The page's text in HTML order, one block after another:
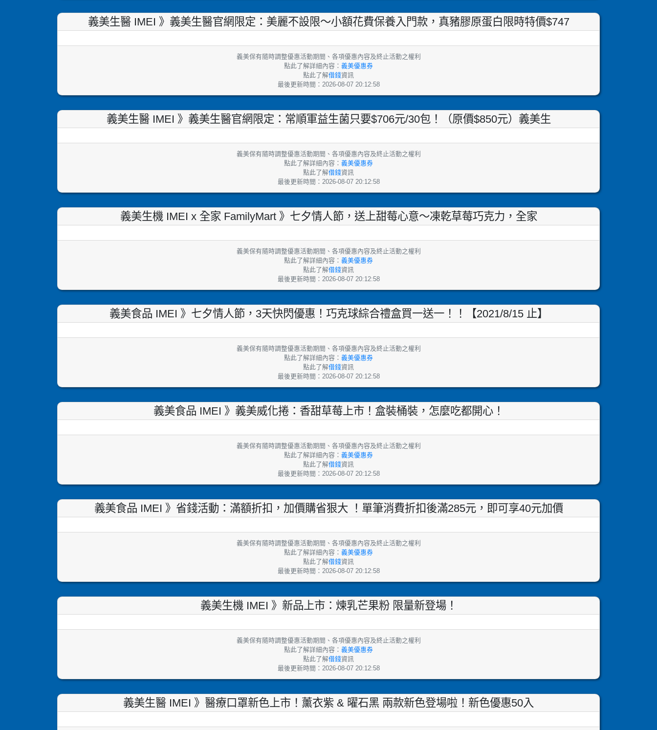
義美生醫 IMEI 》義美生醫官網限定：美麗不設限～小額花費保養入門款，真豬膠原蛋白限時特價$747
義美保有隨時調整優惠活動期間、各項優惠內容及終止活動之權利
點此了解詳細內容： 義美優惠券
點此了解借錢資訊
最後更新時間：2026-08-07 20:12:58
義美生醫 IMEI 》義美生醫官網限定：常順軍益生菌只要$706元/30包！（原價$850元）義美生
義美保有隨時調整優惠活動期間、各項優惠內容及終止活動之權利
點此了解詳細內容： 義美優惠券
點此了解借錢資訊
最後更新時間：2026-08-07 20:12:58
義美生機 IMEI x 全家 FamilyMart 》七夕情人節，送上甜莓心意～凍乾草莓巧克力，全家
義美保有隨時調整優惠活動期間、各項優惠內容及終止活動之權利
點此了解詳細內容： 義美優惠券
點此了解借錢資訊
最後更新時間：2026-08-07 20:12:58
義美食品 IMEI 》七夕情人節，3天快閃優惠！巧克球綜合禮盒買一送一！！【2021/8/15 止】
義美保有隨時調整優惠活動期間、各項優惠內容及終止活動之權利
點此了解詳細內容： 義美優惠券
點此了解借錢資訊
最後更新時間：2026-08-07 20:12:58
義美食品 IMEI 》義美威化捲：香甜草莓上市！盒裝桶裝，怎麼吃都開心！
義美保有隨時調整優惠活動期間、各項優惠內容及終止活動之權利
點此了解詳細內容： 義美優惠券
點此了解借錢資訊
最後更新時間：2026-08-07 20:12:58
義美食品 IMEI 》省錢活動：滿額折扣，加價購省狠大 ！單筆消費折扣後滿285元，即可享40元加價
義美保有隨時調整優惠活動期間、各項優惠內容及終止活動之權利
點此了解詳細內容： 義美優惠券
點此了解借錢資訊
最後更新時間：2026-08-07 20:12:58
義美生機 IMEI 》新品上市：煉乳芒果粉 限量新登場！
義美保有隨時調整優惠活動期間、各項優惠內容及終止活動之權利
點此了解詳細內容： 義美優惠券
點此了解借錢資訊
最後更新時間：2026-08-07 20:12:58
義美生醫 IMEI 》醫療口罩新色上市！薰衣紫 & 曜石黑 兩款新色登場啦！新色優惠50入